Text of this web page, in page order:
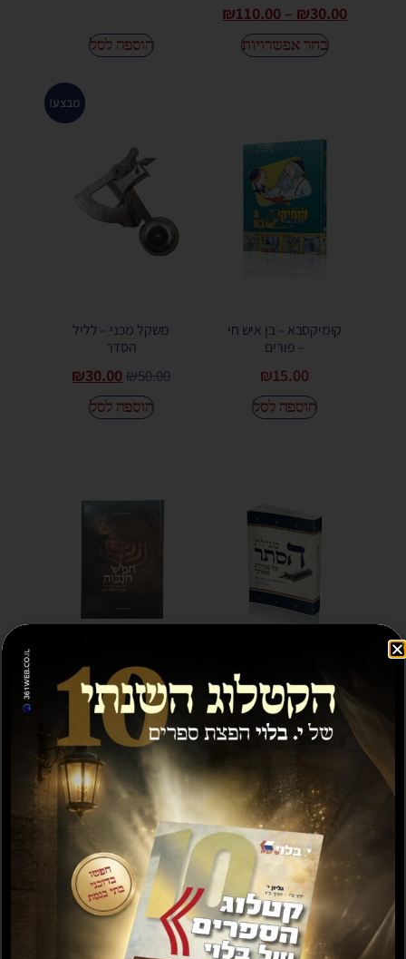
₪30.00
–
₪110.00
בחר אפשרויות הוספה לסל
קומיקסבא – בן איש חי
– פורים
₪15.00
הוספה לסל
מבצע!
משקל מכני – לליל
הסדר
₪50.00
₪30.00
הוספה לסל
מגילת הסתר
₪15.00
חמש חנוכות
₪ 10.00
הוספה לסל